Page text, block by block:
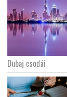
Dubaj csodái